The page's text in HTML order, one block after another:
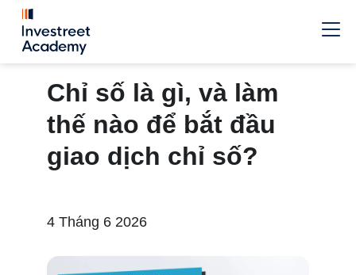
Chỉ số là gì, và làm
thế nào để bắt đầu
giao dịch chỉ số?
4 Tháng 6 2026